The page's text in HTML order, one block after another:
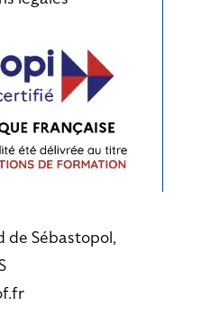
de Sébastopol,